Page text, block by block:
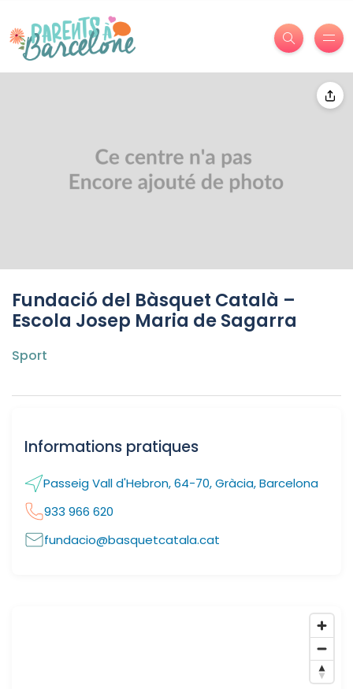
Fundació del Bàsquet Català –
Escola Josep Maria de Sagarra
Sport
Informations pratiques
Passeig Vall d'Hebron, 64-70, Gràcia, Barcelona
933 966 620
fundacio@basquetcatala.cat